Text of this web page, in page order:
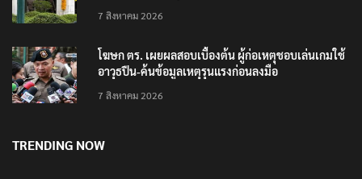
7 สิงหาคม 2026
โฆษก ตร. เผยผลสอบเบื้องต้น ผู้ก่อเหตุชอบเล่นเกมใช้
อาวุธปืน-ค้นข้อมูลเหตุรุนแรงก่อนลงมือ
7 สิงหาคม 2026
TRENDING NOW